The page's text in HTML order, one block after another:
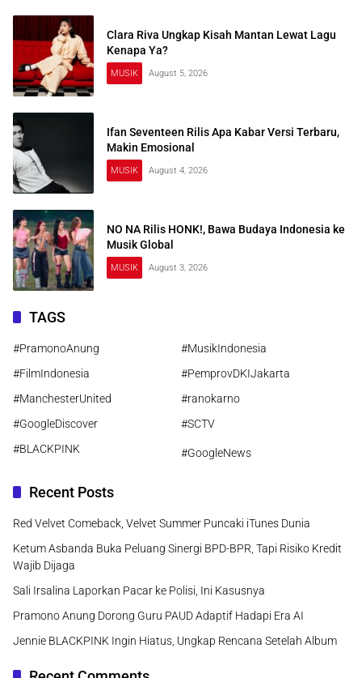
Clara Riva Ungkap Kisah Mantan Lewat Lagu
Kenapa Ya?
MUSIK August 5, 2026
Ifan Seventeen Rilis Apa Kabar Versi Terbaru,
Makin Emosional
MUSIK August 4, 2026
NO NA Rilis HONK!, Bawa Budaya Indonesia ke
Musik Global
MUSIK August 3, 2026
TAGS
#PramonoAnung
#MusikIndonesia
#FilmIndonesia
#PemprovDKIJakarta
#ManchesterUnited
#ranokarno
#GoogleDiscover
#SCTV
#BLACKPINK
#GoogleNews
Recent Posts
Red Velvet Comeback, Velvet Summer Puncaki iTunes Dunia
Ketum Asbanda Buka Peluang Sinergi BPD-BPR, Tapi Risiko Kredit
Wajib Dijaga
Sali Irsalina Laporkan Pacar ke Polisi, Ini Kasusnya
Pramono Anung Dorong Guru PAUD Adaptif Hadapi Era AI
Jennie BLACKPINK Ingin Hiatus, Ungkap Rencana Setelah Album